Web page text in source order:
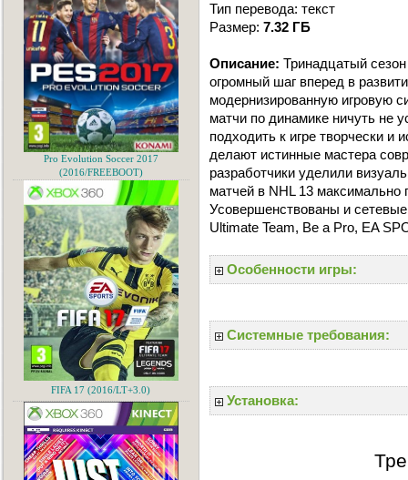
Тип перевода: текст
Размер: 7.32 ГБ
Описание: Тринадцатый
огромный шаг вперед в
модернизированную игровую
матчи по динамике ничуть не
подходить к игре творчески и
делают истинные мастера
разработчики уделили
матчей в NHL 13 максимально
Усовершенствованы и
Ultimate Team, Be a Pro, EA
Особенности игры:
Системные требования:
Установка:
Pro Evolution Soccer 2017
(2016/FREEBOOT)
FIFA 17 (2016/LT+3.0)